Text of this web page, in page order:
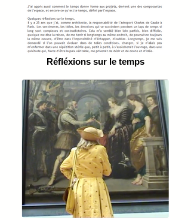
Réfléxions sur le temps